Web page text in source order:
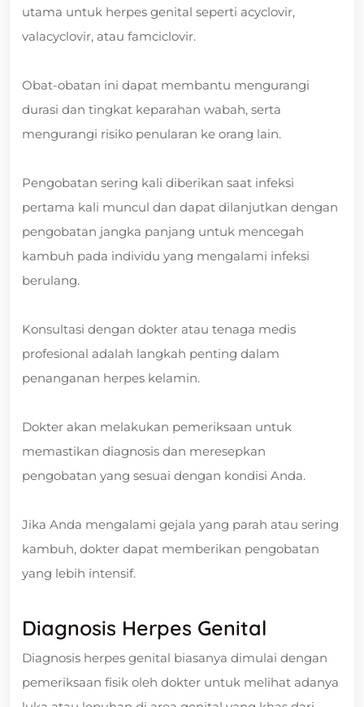
utama untuk herpes genital seperti acyclovir,
valacyclovir, atau famciclovir.
Obat-obatan ini dapat membantu mengurangi
durasi dan tingkat keparahan wabah, serta
mengurangi risiko penularan ke orang lain.
Pengobatan sering kali diberikan saat infeksi
pertama kali muncul dan dapat dilanjutkan dengan
pengobatan jangka panjang untuk mencegah
kambuh pada individu yang mengalami infeksi
berulang.
Konsultasi dengan dokter atau tenaga medis
profesional adalah langkah penting dalam
penanganan herpes kelamin.
Dokter akan melakukan pemeriksaan untuk
memastikan diagnosis dan meresepkan
pengobatan yang sesuai dengan kondisi Anda.
Jika Anda mengalami gejala yang parah atau sering
kambuh, dokter dapat memberikan pengobatan
yang lebih intensif.
Diagnosis Herpes Genital
Diagnosis herpes genital biasanya dimulai dengan
pemeriksaan fisik oleh dokter untuk melihat adanya